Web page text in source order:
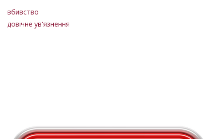
вбивство
довічне ув'язнення